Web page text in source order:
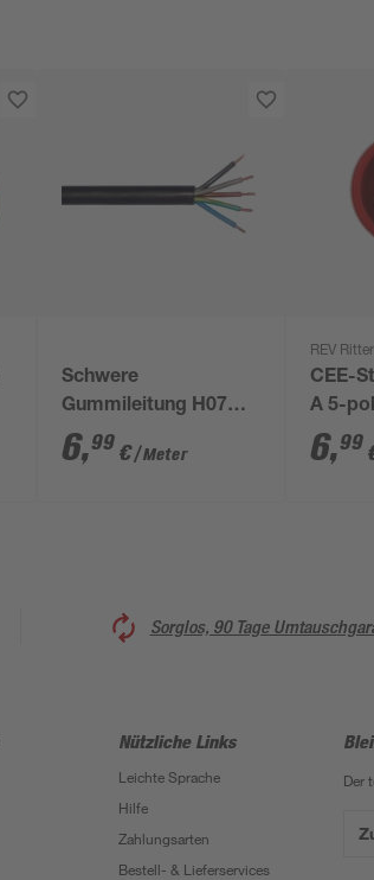
Schwere
Gummileitung H07
RN-F5G 2,5 schwarz
6,99 €/ Meter
REV Ritter
CEE-
A 5-
6,99
Sorglos, 90 Tage
Nützliche Links
Leichte Sprache
Hilfe
Zahlungsarten
Bestell- & Lieferservices
Der